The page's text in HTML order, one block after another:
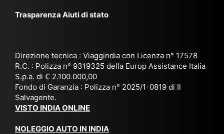
o
niz
zat
o
su
su
ra
il
pr
rie
ma
nia
è
), è
sta
Trasparenza Aiuti di stato
Direzione tecnica : Viaggindia con Licenza n° 17578
R.C. : Polizza n° 9319325 della Europ Assistance Italia
S.p.a. di € 2.100.000,00
Fondo di Garanzia : Polizza n° 2025/1-0819 di Il
Salvagente.
VISTO INDIA ONLINE
NOLEGGIO AUTO IN INDIA